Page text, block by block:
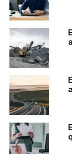
Los
Atlántico
El encuentro
participación
generales de
Cantabria,
Vigo y
asistieron
Atlántico del
Sebastián, el